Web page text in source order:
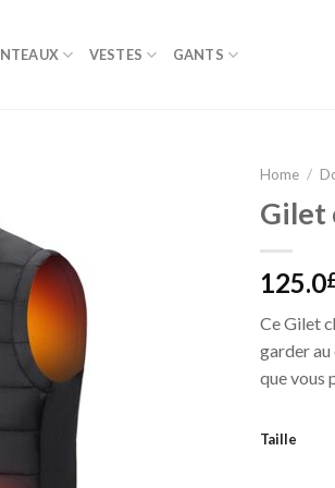
VESTES GANTS
Home /
Gilet
125.0
Ce Gilet
garder au
que vous
Taille